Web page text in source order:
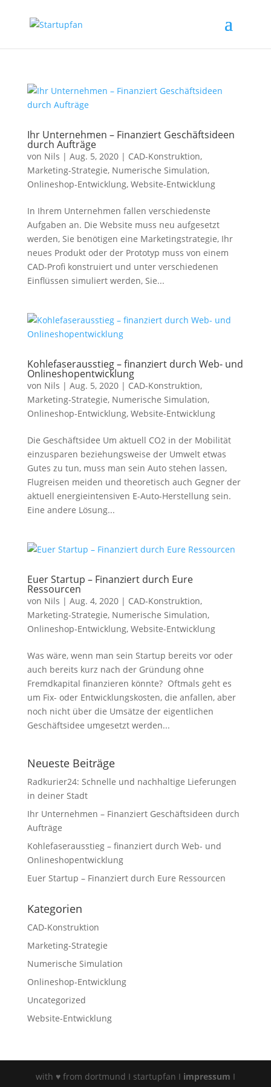
Ihr Unternehmen – Finanziert Geschäftsideen
durch Aufträge
von Nils | Aug. 5, 2020| CAD-Konstruktion,
Marketing-Strategie, Numerische Simulation,
Onlineshop-Entwicklung, Website-Entwicklung
In Ihrem Unternehmen fallen verschiedenste
Aufgaben an. Die Website muss neu aufgesetzt
werden, Sie benötigen eine Marketingstrategie, Ihr
neues Produkt oder der Prototyp muss von einem
CAD-Profi konstruiert und unter verschiedenen
Einflüssen simuliert werden, Sie...
Kohlefaserausstieg – finanziert durch Web- und
Onlineshopentwicklung
von Nils | Aug. 5, 2020| CAD-Konstruktion,
Marketing-Strategie, Numerische Simulation,
Onlineshop-Entwicklung, Website-Entwicklung
Die Geschäftsidee Um aktuell CO2 in der Mobilität
einzusparen beziehungsweise der Umwelt etwas
Gutes zu tun, muss man sein Auto stehen lassen,
Flugreisen meiden und theoretisch auch Gegner der
aktuell energieintensiven E-Auto-Herstellung sein.
Eine andere Lösung...
Euer Startup – Finanziert durch Eure
Ressourcen
von Nils | Aug. 4, 2020| CAD-Konstruktion,
Marketing-Strategie, Numerische Simulation,
Onlineshop-Entwicklung, Website-Entwicklung
Was wäre, wenn man sein Startup bereits vor oder
auch bereits kurz nach der Gründung ohne
Fremdkapital finanzieren könnte? Oftmals geht es
um Fix- oder Entwicklungskosten, die anfallen, aber
noch nicht über die Umsätze der eigentlichen
Geschäftsidee umgesetzt werden...
Neueste Beiträge
Radkurier24: Schnelle und nachhaltige Lieferungen
in deiner Stadt
Ihr Unternehmen – Finanziert Geschäftsideen durch
Aufträge
Kohlefaserausstieg – finanziert durch Web- und
Onlineshopentwicklung
Euer Startup – Finanziert durch Eure Ressourcen
Kategorien
CAD-Konstruktion
Marketing-Strategie
Numerische Simulation
Onlineshop-Entwicklung
Uncategorized
Website-Entwicklung
with ♥ from dortmund I startupfan I impressum I